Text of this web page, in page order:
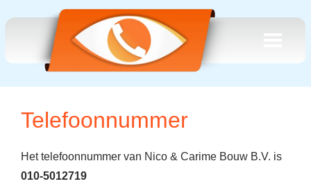
Telefoonnummer
Het telefoonnummer van Nico & Carime Bouw B.V. is
010-5012719